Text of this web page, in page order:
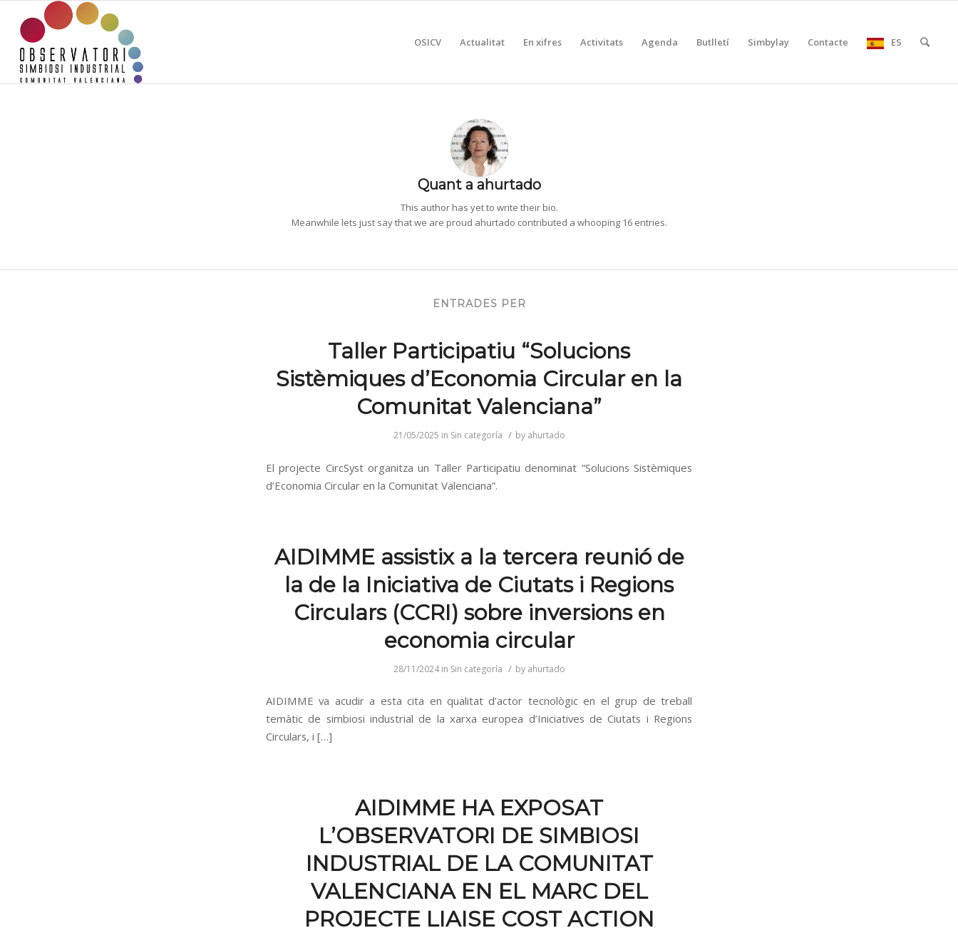
OSICV Actualitat En xifres Activitats Agenda Butlletí Simbylay Contacte ES
Quant a ahurtado
This author has yet to write their bio.
Meanwhile lets just say that we are proud ahurtado contributed a whooping 16 entries.
ENTRADES PER
Taller Participatiu “Solucions
Sistèmiques d’Economia Circular en la
Comunitat Valenciana”
21/05/2025 in Sin categoría / by ahurtado
El projecte CircSyst organitza un Taller Participatiu denominat “Solucions Sistèmiques
d’Economia Circular en la Comunitat Valenciana”.
AIDIMME assistix a la tercera reunió de
la de la Iniciativa de Ciutats i Regions
Circulars (CCRI) sobre inversions en
economia circular
28/11/2024 in Sin categoría / by ahurtado
AIDIMME va acudir a esta cita en qualitat d’actor tecnològic en el grup de treball
temàtic de simbiosi industrial de la xarxa europea d’Iniciatives de Ciutats i Regions
Circulars, i […]
AIDIMME HA EXPOSAT
L’OBSERVATORI DE SIMBIOSI
INDUSTRIAL DE LA COMUNITAT
VALENCIANA EN EL MARC DEL
PROJECTE LIAISE COST ACTION